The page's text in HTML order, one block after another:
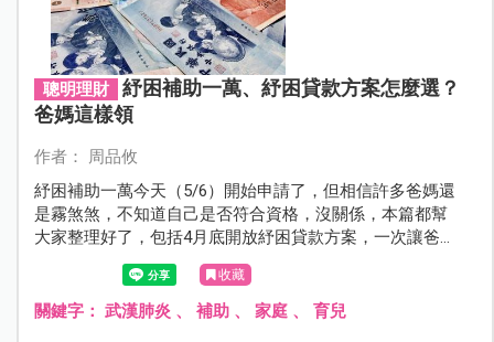
聰明理財
紓困補助一萬、紓困貸款方案怎麼選？
爸媽這樣領
作者： 周品攸
紓困補助一萬今天（5/6）開始申請了，但相信許多爸媽還
是霧煞煞，不知道自己是否符合資格，沒關係，本篇都幫
大家整理好了，包括4月底開放紓困貸款方案，一次讓爸媽
收藏
關鍵字： 武漢肺炎、 補助、 家庭、 育兒